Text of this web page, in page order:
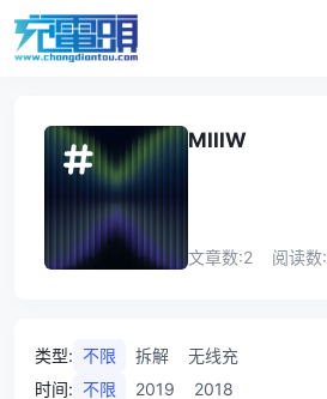
MIIIW
文章数:2 阅读数:
类型: 不限 拆解
无线充
时间: 不限 2019 2018